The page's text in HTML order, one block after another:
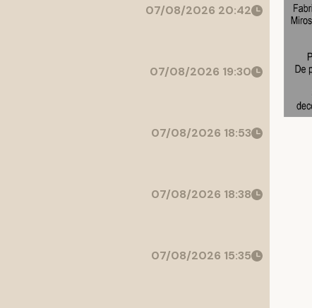
07/08/2026 20:42
07/08/2026 19:30
07/08/2026 18:53
07/08/2026 18:38
07/08/2026 15:35